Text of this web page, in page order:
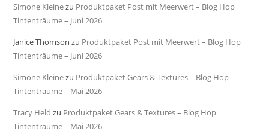
Simone Kleinezu Produktpaket Post mit Meerwert – Blog Hop
Tintenträume – Juni 2026
Janice Thomson zu Produktpaket Post mit Meerwert – Blog Hop
Tintenträume – Juni 2026
Simone Kleinezu Produktpaket Gears & Textures – Blog Hop
Tintenträume – Mai 2026
Tracy Held zu Produktpaket Gears & Textures – Blog Hop
Tintenträume – Mai 2026